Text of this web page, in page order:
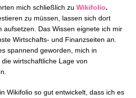
mich schließlich zu Wikifolio.
zu müssen, lassen sich dort
aufsetzen. Das Wissen eignete ich mir
Wirtschafts- und Finanzseiten an.
spannend geworden, mich in
wirtschaftliche Lage von
Wikifolio so gut entwickelt, dass ich es